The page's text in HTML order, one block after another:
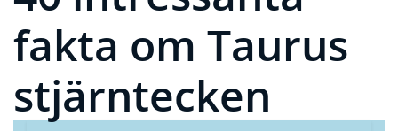
fakta om Taurus
stjärntecken